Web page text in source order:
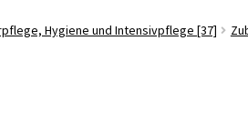
Hygiene und Intensivpflege [37]